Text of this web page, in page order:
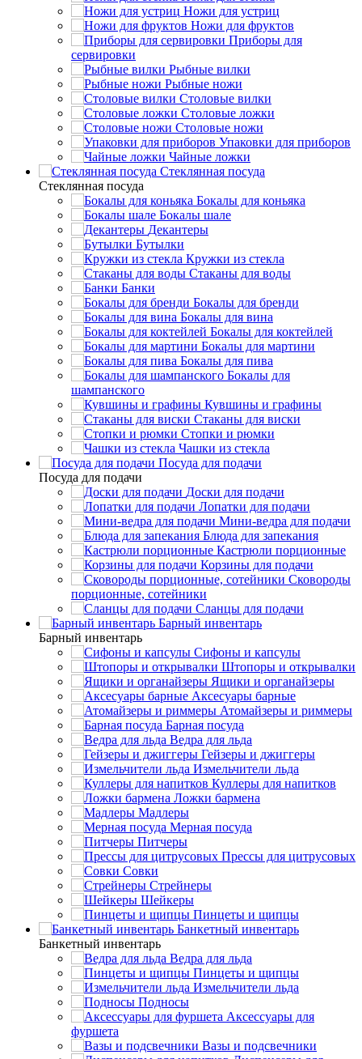
Ножи для устриц
Ножи для фруктов
Приборы для
сервировки
Рыбные вилки
Рыбные ножи
Столовые вилки
Столовые ложки
Столовые ножи
Упаковки для приборов
Чайные ложки
Стеклянная посуда
Стеклянная посуда
Бокалы для коньяка
Бокалы шале
Декантеры
Бутылки
Кружки из стекла
Стаканы для воды
Банки
Бокалы для бренди
Бокалы для вина
Бокалы для коктейлей
Бокалы для мартини
Бокалы для пива
Бокалы для
шампанского
Кувшины и графины
Стаканы для виски
Стопки и рюмки
Чашки из стекла
Посуда для подачи
Посуда для подачи
Доски для подачи
Лопатки для подачи
Мини-ведра для подачи
Блюда для запекания
Кастрюли порционные
Корзины для подачи
Сковороды
порционные, сотейники
Сланцы для подачи
Барный инвентарь
Барный инвентарь
Сифоны и капсулы
Штопоры и открывалки
Ящики и органайзеры
Аксесуары барные
Атомайзеры и риммеры
Барная посуда
Ведра для льда
Гейзеры и джиггеры
Измельчители льда
Куллеры для напитков
Ложки бармена
Мадлеры
Мерная посуда
Питчеры
Прессы для цитрусовых
Совки
Стрейнеры
Шейкеры
Пинцеты и щипцы
Банкетный инвентарь
Банкетный инвентарь
Ведра для льда
Пинцеты и щипцы
Измельчители льда
Подносы
Аксессуары для
фуршета
Вазы и подсвечники